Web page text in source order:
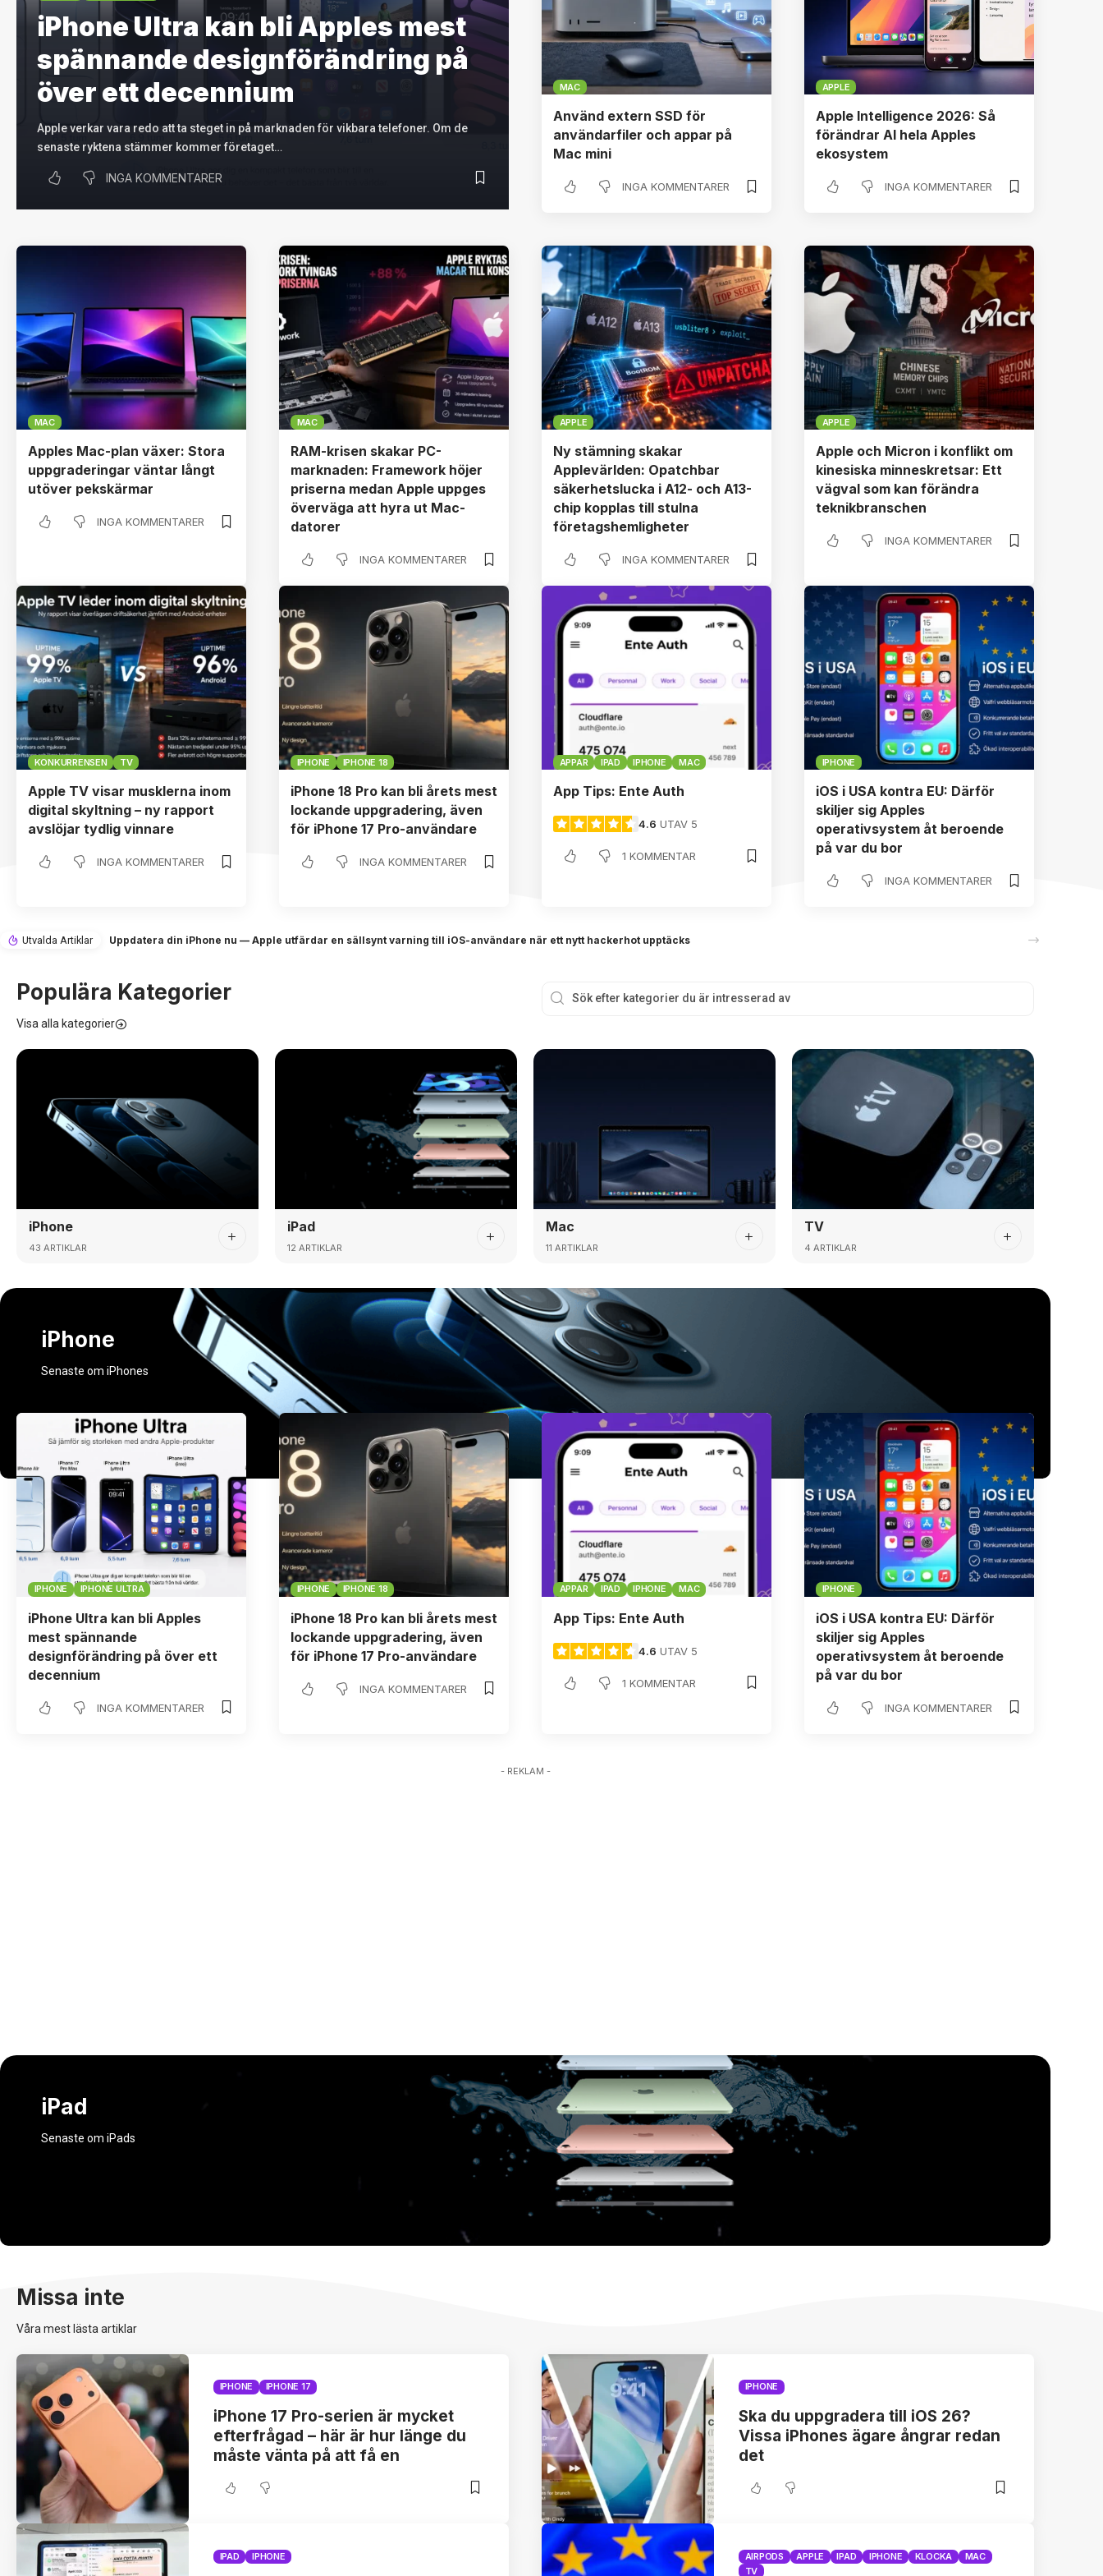
iPhone Ultra kan bli Apples mest
spännande designförändring på
över ett decennium
Apple verkar vara redo att ta steget in på marknaden för vikbara telefoner. Om de
senaste ryktena stämmer kommer företaget…
INGA KOMMENTARER
MAC
Använd extern SSD för
användarfiler och appar på
Mac mini
INGA KOMMENTARER
APPLE
Apple Intelligence 2026: Så
förändrar AI hela Apples
ekosystem
INGA KOMMENTARER
MAC
Apples Mac-plan växer: Stora
uppgraderingar väntar långt
utöver pekskärmar
INGA KOMMENTARER
MAC
RAM-krisen skakar PC-
marknaden: Framework höjer
priserna medan Apple uppges
överväga att hyra ut Mac-
datorer
INGA KOMMENTARER
APPLE
Ny stämning skakar
Applevärlden: Opatchbar
säkerhetslucka i A12- och A13-
chip kopplas till stulna
företagshemligheter
INGA KOMMENTARER
APPLE
Apple och Micron i konflikt om
kinesiska minneskretsar: Ett
vägval som kan förändra
teknikbranschen
INGA KOMMENTARER
KONKURRENSEN TV
Apple TV visar musklerna inom
digital skyltning – ny rapport
avslöjar tydlig vinnare
INGA KOMMENTARER
IPHONE IPHONE 18
iPhone 18 Pro kan bli årets mest
lockande uppgradering, även
för iPhone 17 Pro-användare
INGA KOMMENTARER
APPAR IPAD IPHONE MAC
App Tips: Ente Auth
4.6 UTAV 5
1 KOMMENTAR
IPHONE
iOS i USA kontra EU: Därför
skiljer sig Apples
operativsystem åt beroende
på var du bor
INGA KOMMENTARER
Utvalda Artiklar Uppdatera din iPhone nu — Apple utfärdar en sällsynt varning till iOS-användare när ett nytt hackerhot upptäcks
Populära Kategorier
Visa alla kategorier
iPhone
43 ARTIKLAR
iPad
12 ARTIKLAR
Mac
11 ARTIKLAR
TV
4 ARTIKLAR
iPhone
Senaste om iPhones
IPHONE IPHONE ULTRA
iPhone Ultra kan bli Apples
mest spännande
designförändring på över ett
decennium
INGA KOMMENTARER
IPHONE IPHONE 18
iPhone 18 Pro kan bli årets mest
lockande uppgradering, även
för iPhone 17 Pro-användare
INGA KOMMENTARER
APPAR IPAD IPHONE MAC
App Tips: Ente Auth
4.6 UTAV 5
1 KOMMENTAR
IPHONE
iOS i USA kontra EU: Därför
skiljer sig Apples
operativsystem åt beroende
på var du bor
INGA KOMMENTARER
- REKLAM -
iPad
Senaste om iPads
Missa inte
Våra mest lästa artiklar
IPHONE IPHONE 17
iPhone 17 Pro-serien är mycket
efterfrågad – här är hur länge du
måste vänta på att få en
IPHONE
Ska du uppgradera till iOS 26?
Vissa iPhones ägare ångrar redan
det
IPAD IPHONE AIRPODS APPLE IPAD IPHONE KLOCKA
MAC
TV